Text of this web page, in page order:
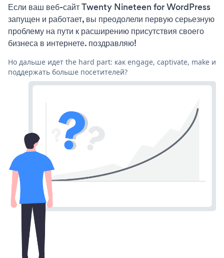
Если ваш веб-сайт Twenty Nineteen for WordPress
запущен и работает, вы преодолели первую серьезную
проблему на пути к расширению присутствия своего
бизнеса в интернете. поздравляю!
Но дальше идет the hard part: как engage, captivate, make и
поддержать больше посетителей?